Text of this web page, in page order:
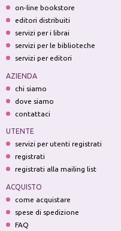
on-line bookstore
editori distribuiti
servizi per i librai
servizi per le biblioteche
servizi per editori
AZIENDA
chi siamo
dove siamo
contattaci
UTENTE
servizi per utenti registrati
registrati
registrati alla mailing list
ACQUISTO
come acquistare
spese di spedizione
FAQ